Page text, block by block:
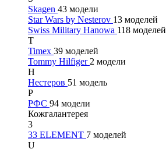
Skagen 43 модели
Star Wars by Nesterov 13 моделей
Swiss Military Hanowa 118 моделей
T
Timex 39 моделей
Tommy Hilfiger 2 модели
Н
Нестеров 51 модель
Р
РФС 94 модели
Кожгалантерея
3
33 ELEMENT 7 моделей
U